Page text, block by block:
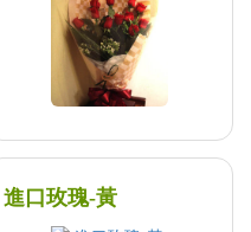
進口玫瑰-黃